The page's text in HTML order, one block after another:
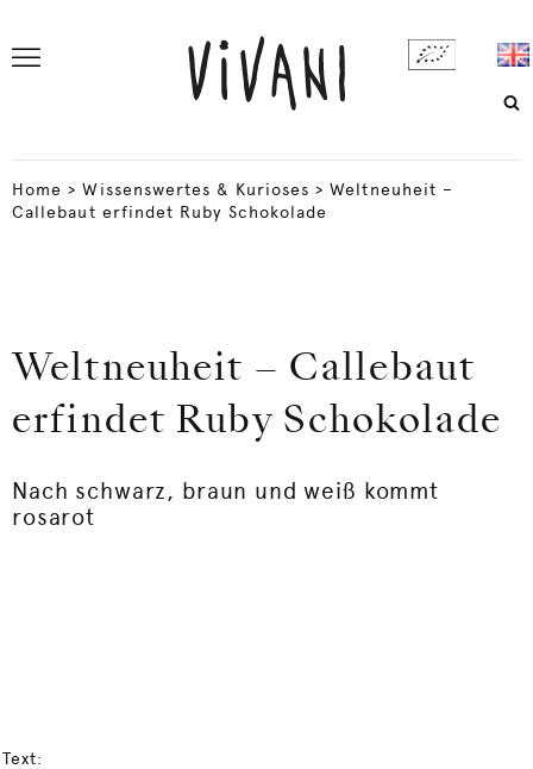
Home >Wissenswertes & Kurioses >Weltneuheit –
Callebaut erfindet Ruby Schokolade
Weltneuheit – Callebaut
erfindet Ruby Schokolade
Nach schwarz, braun und weiß kommt
rosarot
Text: